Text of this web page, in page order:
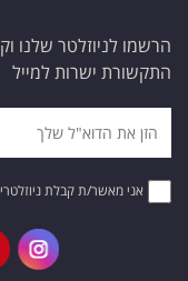
הרשמו לניוזלטר שלנו
התקשורת ישרות למייל
אני מאשר/ת קבלת